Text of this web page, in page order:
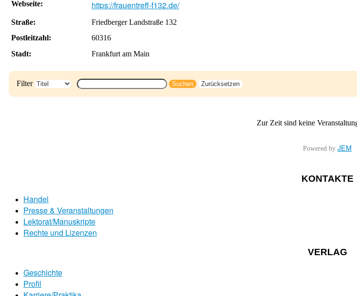
Webseite: https://frauentreff-f132.de/
Straße:
Friedberger Landstraße 132
Postleitzahl:
60316
Stadt:
Frankfurt am Main
Filter Suchen Zurücksetzen
Zur Zeit sind keine
Powered by JEM
KONTAKTE
Handel
Presse & Veranstaltungen
Lektorat/Manuskripte
Rechte und Lizenzen
VERLAG
Geschichte
Profil